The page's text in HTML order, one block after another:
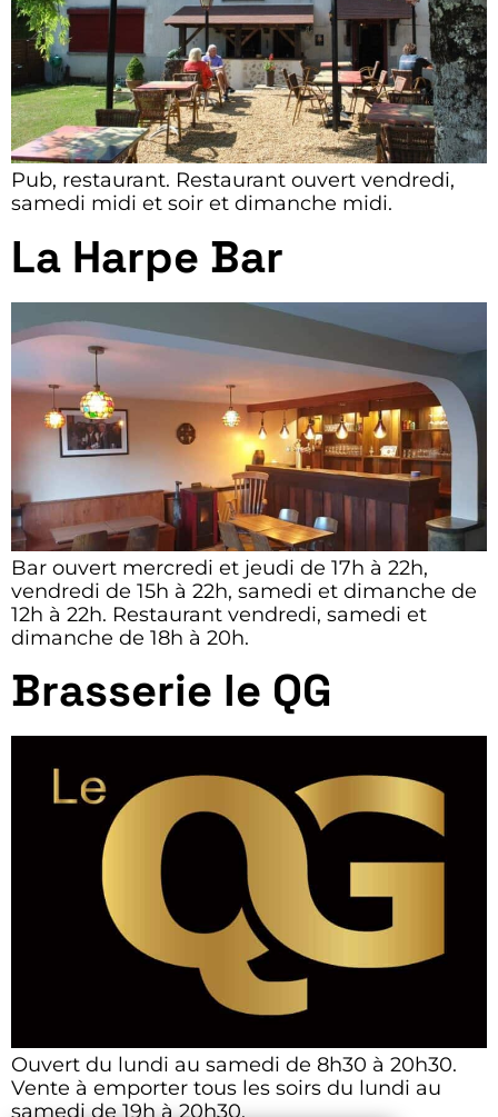
Pub, restaurant. Restaurant ouvert vendredi,
samedi midi et soir et dimanche midi.
La Harpe Bar
Bar ouvert mercredi et jeudi de 17h à 22h,
vendredi de 15h à 22h, samedi et dimanche de
12h à 22h. Restaurant vendredi, samedi et
dimanche de 18h à 20h.
Brasserie le QG
Ouvert du lundi au samedi de 8h30 à 20h30.
Vente à emporter tous les soirs du lundi au
samedi de 19h à 20h30.